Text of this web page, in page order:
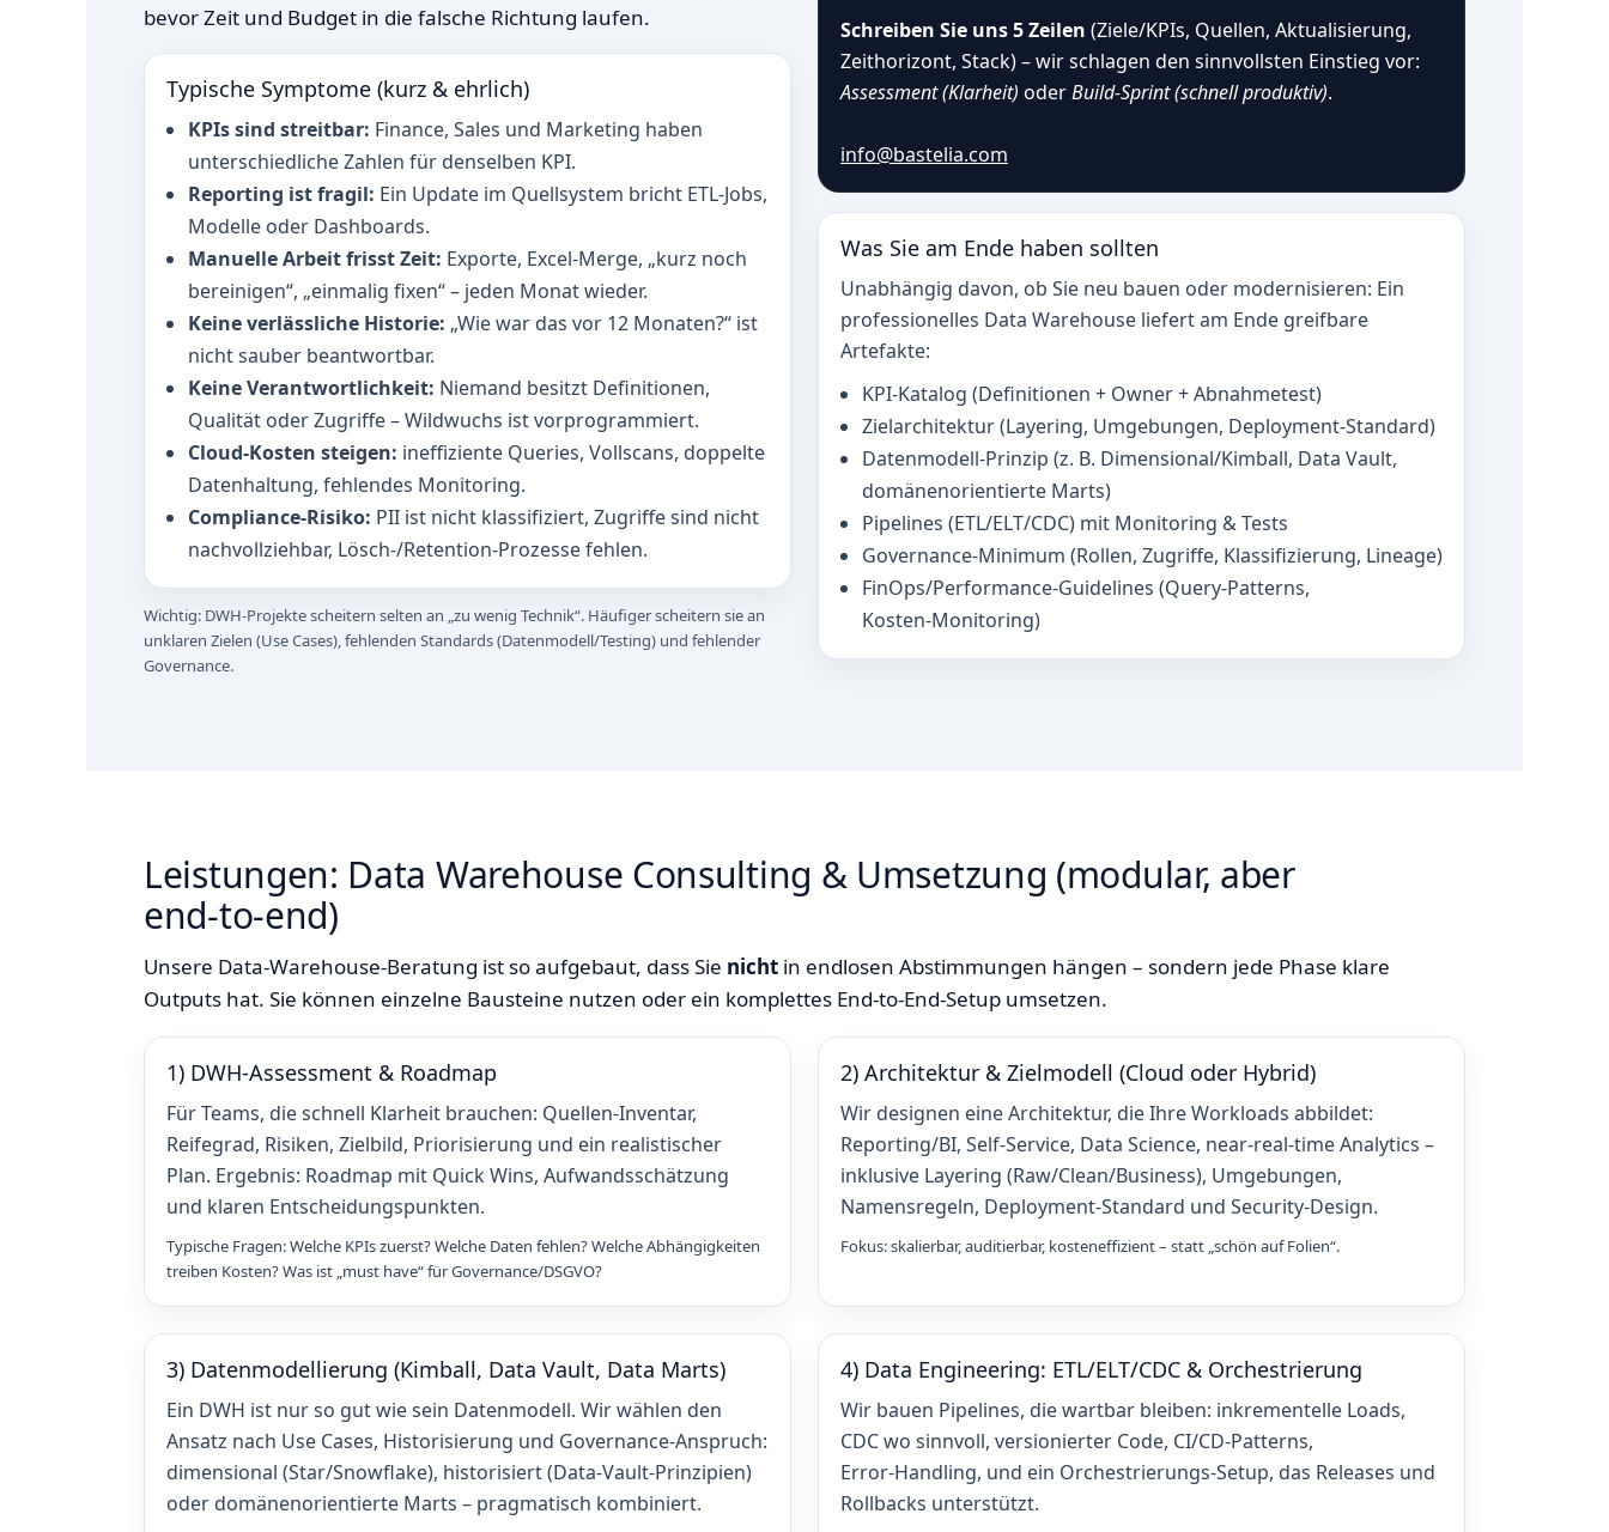
bevor Zeit und Budget in die falsche Richtung laufen.
Typische Symptome (kurz & ehrlich)
KPIs sind streitbar: Finance, Sales und Marketing haben
unterschiedliche Zahlen für denselben KPI.
Reporting ist fragil: Ein Update im Quellsystem bricht ETL‑Jobs,
Modelle oder Dashboards.
Manuelle Arbeit frisst Zeit: Exporte, Excel‑Merge, „kurz noch
bereinigen“, „einmalig fixen“ – jeden Monat wieder.
Keine verlässliche Historie: „Wie war das vor 12 Monaten?“ ist
nicht sauber beantwortbar.
Keine Verantwortlichkeit: Niemand besitzt Definitionen,
Qualität oder Zugriffe – Wildwuchs ist vorprogrammiert.
Cloud‑Kosten steigen: ineffiziente Queries, Vollscans, doppelte
Datenhaltung, fehlendes Monitoring.
Compliance‑Risiko: PII ist nicht klassifiziert, Zugriffe sind nicht
nachvollziehbar, Lösch-/Retention‑Prozesse fehlen.
Wichtig: DWH‑Projekte scheitern selten an „zu wenig Technik“. Häufiger scheitern sie an
unklaren Zielen (Use Cases), fehlenden Standards (Datenmodell/Testing) und fehlender
Governance.
Schreiben Sie uns 5 Zeilen (Ziele/KPIs, Quellen, Aktualisierung,
Zeithorizont, Stack) – wir schlagen den sinnvollsten Einstieg vor:
Assessment (Klarheit) oderBuild‑Sprint (schnell produktiv).
info@bastelia.com
Was Sie am Ende haben sollten
Unabhängig davon, ob Sie neu bauen oder modernisieren: Ein
professionelles Data Warehouse liefert am Ende greifbare
Artefakte:
KPI‑Katalog (Definitionen + Owner + Abnahmetest)
Zielarchitektur (Layering, Umgebungen, Deployment‑Standard)
Datenmodell‑Prinzip (z. B. Dimensional/Kimball, Data Vault,
domänenorientierte Marts)
Pipelines (ETL/ELT/CDC) mit Monitoring & Tests
Governance‑Minimum (Rollen, Zugriffe, Klassifizierung, Lineage)
FinOps/Performance‑Guidelines (Query‑Patterns,
Kosten‑Monitoring)
Leistungen: Data Warehouse Consulting & Umsetzung (modular, aber
end‑to‑end)
Unsere Data‑Warehouse‑Beratung ist so aufgebaut, dass Sie nicht in endlosen Abstimmungen hängen – sondern jede Phase klare
Outputs hat. Sie können einzelne Bausteine nutzen oder ein komplettes End‑to‑End‑Setup umsetzen.
1) DWH‑Assessment & Roadmap
Für Teams, die schnell Klarheit brauchen: Quellen‑Inventar,
Reifegrad, Risiken, Zielbild, Priorisierung und ein realistischer
Plan. Ergebnis: Roadmap mit Quick Wins, Aufwandsschätzung
und klaren Entscheidungspunkten.
Typische Fragen: Welche KPIs zuerst? Welche Daten fehlen? Welche Abhängigkeiten
treiben Kosten? Was ist „must have“ für Governance/DSGVO?
2) Architektur & Zielmodell (Cloud oder Hybrid)
Wir designen eine Architektur, die Ihre Workloads abbildet:
Reporting/BI, Self‑Service, Data Science, near‑real‑time Analytics –
inklusive Layering (Raw/Clean/Business), Umgebungen,
Namensregeln, Deployment‑Standard und Security‑Design.
Fokus: skalierbar, auditierbar, kosteneffizient – statt „schön auf Folien“.
3) Datenmodellierung (Kimball, Data Vault, Data Marts)
Ein DWH ist nur so gut wie sein Datenmodell. Wir wählen den
Ansatz nach Use Cases, Historisierung und Governance‑Anspruch:
dimensional (Star/Snowflake), historisiert (Data‑Vault‑Prinzipien)
oder domänenorientierte Marts – pragmatisch kombiniert.
4) Data Engineering: ETL/ELT/CDC & Orchestrierung
Wir bauen Pipelines, die wartbar bleiben: inkrementelle Loads,
CDC wo sinnvoll, versionierter Code, CI/CD‑Patterns,
Error‑Handling, und ein Orchestrierungs‑Setup, das Releases und
Rollbacks unterstützt.